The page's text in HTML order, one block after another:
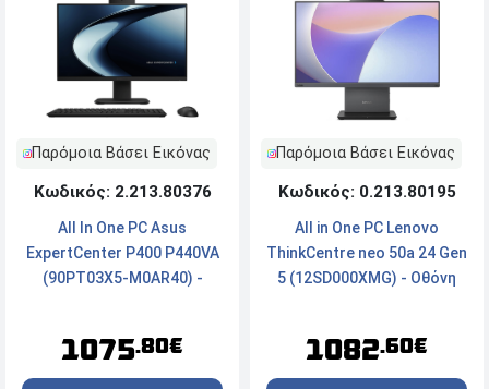
Παρόμοια Βάσει Εικόνας
Κωδικός: 2.213.80376
All In One PC Asus
ExpertCenter P400 P440VA
(90PT03X5-M0AR40) -
512GB SSD NVMe - Webcam
- Windows 11 Pro
1075.80€
Παρόμοια Βάσει Εικόνας
Κωδικός: 0.213.80195
All in One PC Lenovo
ThinkCentre neo 50a 24 Gen
5 (12SD000XMG) - Οθόνη
RAM - 512GB SSD - Webcam
- Windows® 11 Pro - Luna
1082.60€